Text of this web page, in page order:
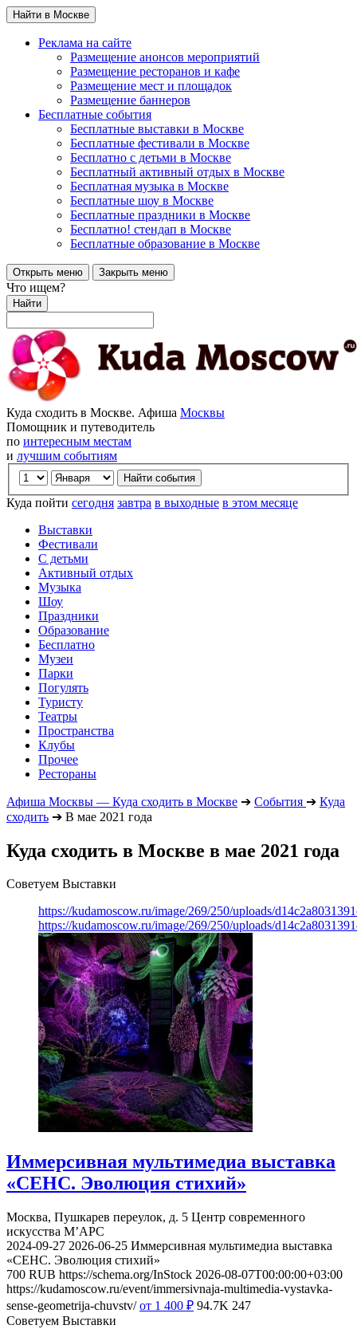
Найти в Москве
Реклама на сайте
Размещение анонсов мероприятий
Размещение ресторанов и кафе
Размещение мест и площадок
Размещение баннеров
Бесплатные события
Бесплатные выставки в Москве
Бесплатные фестивали в Москве
Бесплатно с детьми в Москве
Бесплатный активный отдых в Москве
Бесплатная музыка в Москве
Бесплатные шоу в Москве
Бесплатные праздники в Москве
Бесплатно! стендап в Москве
Бесплатные образование в Москве
Открыть меню Закрыть меню
Что ищем?
Найти
Куда сходить в Москве. Афиша Москвы
Помощник и путеводитель
по интересным местам
и лучшим событиям
Куда пойти сегодня завтра в выходные в этом месяце
Выставки
Фестивали
С детьми
Активный отдых
Музыка
Шоу
Праздники
Образование
Бесплатно
Музеи
Парки
Погулять
Туристу
Театры
Пространства
Клубы
Прочее
Рестораны
Афиша Москвы — Куда сходить в Москве ➔ События ➔ Куда
сходить ➔ В мае 2021 года
Куда сходить в Москве в мае 2021 года
Советуем Выставки
https://kudamoscow.ru/image/269/250/uploads/
https://kudamoscow.ru/image/269/250/uploads/
Иммерсивная мультимедиа выставка
«СЕНС. Эволюция стихий»
Москва, Пушкарев переулок, д. 5 Центр современного
искусства М’АРС
2024-09-27 2026-06-25 Иммерсивная мультимедиа выставка
«СЕНС. Эволюция стихий»
700 RUB https://schema.org/InStock 2026-08-07T00:00:00+03:00
https://kudamoscow.ru/event/immersivnaja-multimedia-vystavka-
sense-geometrija-chuvstv/ от 1 400 ₽ 94.7K 247
Советуем Выставки